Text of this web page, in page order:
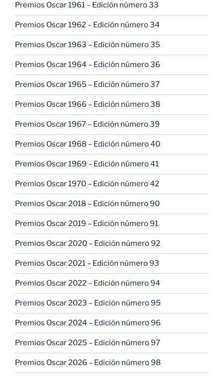
Premios Oscar 1961 – Edición número 33
Premios Oscar 1962 – Edición número 34
Premios Oscar 1963 – Edición número 35
Premios Oscar 1964 – Edición número 36
Premios Oscar 1965 – Edición número 37
Premios Oscar 1966 – Edición número 38
Premios Oscar 1967 – Edición número 39
Premios Oscar 1968 – Edición número 40
Premios Oscar 1969 – Edición número 41
Premios Oscar 1970 – Edición número 42
Premios Oscar 2018 – Edición número 90
Premios Oscar 2019 – Edición número 91
Premios Oscar 2020 – Edición número 92
Premios Oscar 2021 – Edición número 93
Premios Oscar 2022 – Edición número 94
Premios Oscar 2023 – Edición número 95
Premios Oscar 2024 – Edición número 96
Premios Oscar 2025 – Edición número 97
Premios Oscar 2026 – Edición número 98